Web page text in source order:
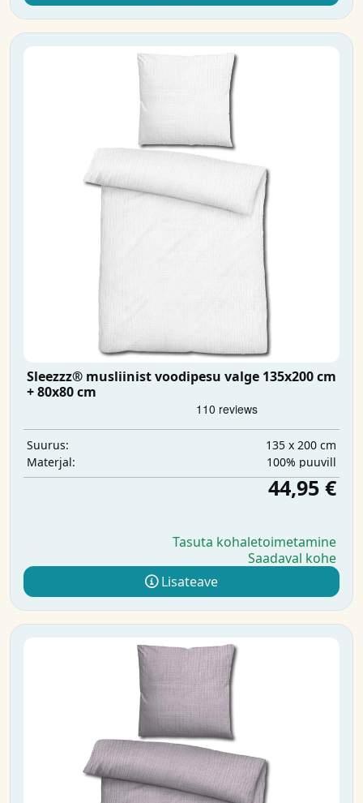
Sleezzz® musliinist voodipesu valge 135x200 cm
+ 80x80 cm
Suurus:
135 x 200 cm
Materjal:
100% puuvill
44,95 €
Tasuta kohaletoimetamine
Saadaval kohe
Lisateave